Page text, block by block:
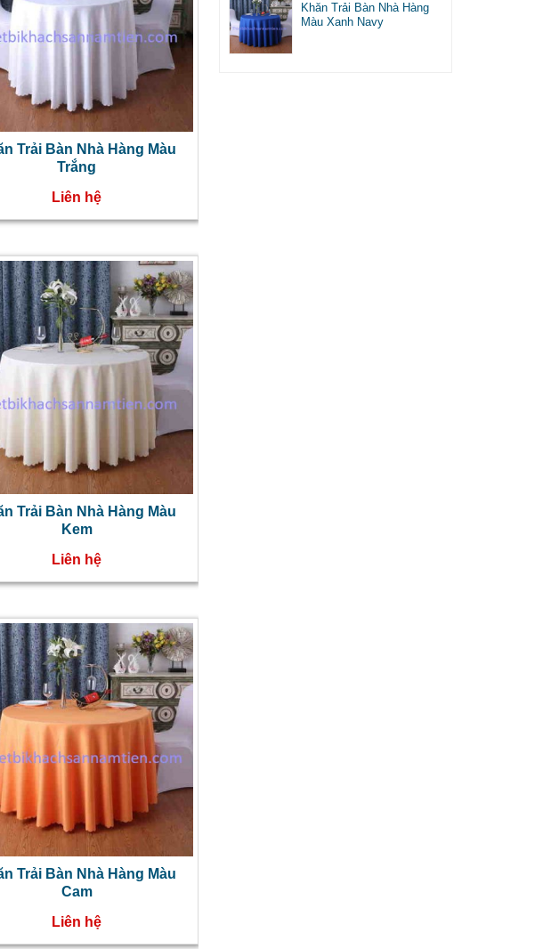
Trải Bàn Nhà Hàng Màu
Trắng
Liên hệ
Trải Bàn Nhà Hàng Màu
Kem
Liên hệ
Trải Bàn Nhà Hàng Màu
Cam
Liên hệ
Khăn Trải Bàn Nhà Hàng
Màu Xanh Navy